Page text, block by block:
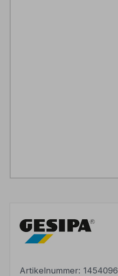
Artikelnummer:1454096